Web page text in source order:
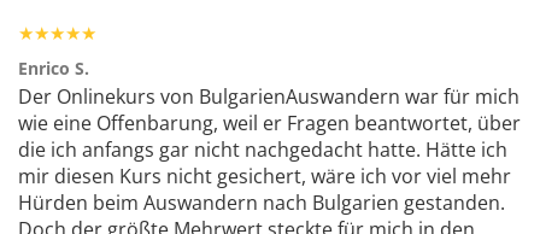
★★★★★
Enrico S.
Der Onlinekurs von BulgarienAuswandern war für mich
wie eine Offenbarung, weil er Fragen beantwortet, über
die ich anfangs gar nicht nachgedacht hatte. Hätte ich
mir diesen Kurs nicht gesichert, wäre ich vor viel mehr
Hürden beim Auswandern nach Bulgarien gestanden.